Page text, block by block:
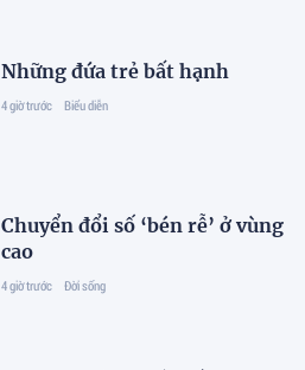
Những đứa trẻ bất hạnh
4 giờ trước Biểu diễn
Chuyển đổi số ‘bén rễ’ ở vùng
cao
4 giờ trước Đời sống